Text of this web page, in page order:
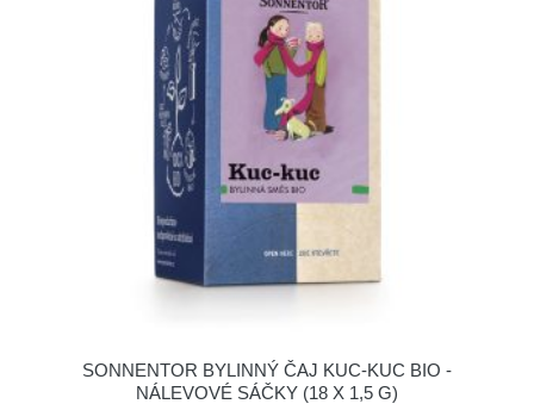
SONNENTOR BYLINNÝ ČAJ KUC-KUC BIO -
NÁLEVOVÉ SÁČKY (18 X 1,5 G)